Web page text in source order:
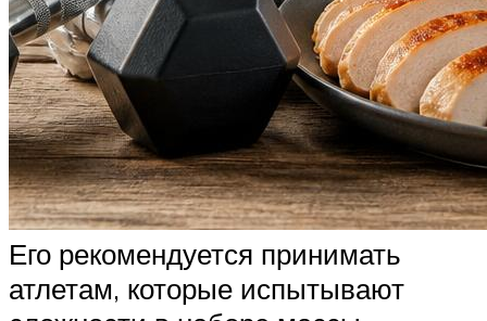
Его рекомендуется принимать
атлетам, которые испытывают